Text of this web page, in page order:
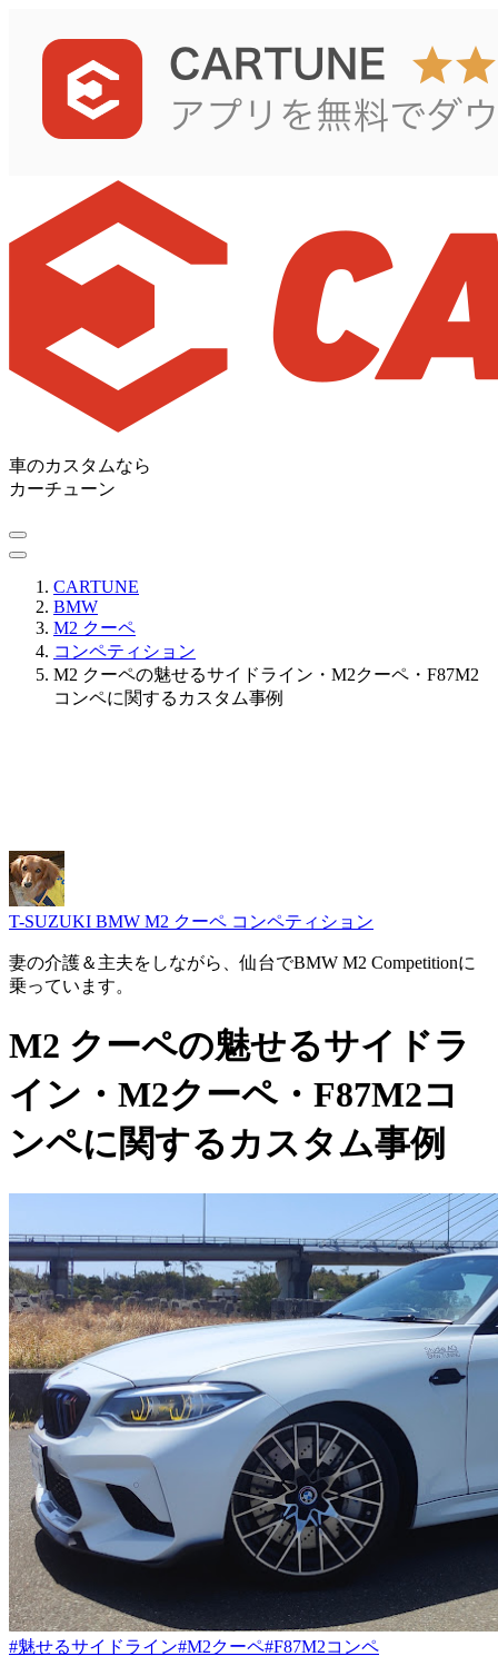
車のカスタムなら
カーチューン
CARTUNE
BMW
M2 クーペ
コンペティション
M2 クーペの魅せるサイドライン・M2クーペ・F87M2
コンペに関するカスタム事例
T-SUZUKI BMW M2 クーペ コンペティション
妻の介護＆主夫をしながら、仙台でBMW M2 Competitionに
乗っています。
M2 クーペの魅せるサイドラ
イン・M2クーペ・F87M2コ
ンペに関するカスタム事例
#魅せるサイドライン#M2クーペ#F87M2コンペ